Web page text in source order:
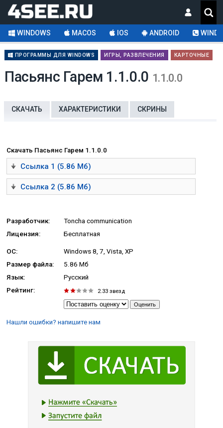
WINDOWS MACOS IOS ANDROID
ПРОГРАММЫ ДЛЯ WINDOWS ИГРЫ, РАЗВЛЕЧЕНИЯ КАРТОЧНЫЕ
Пасьянс Гарем 1.1.0.0 1.1.0.0
СКАЧАТЬ ХАРАКТЕРИСТИКИ СКРИНЫ
Скачать Пасьянс Гарем 1.1.0.0
Ссылка 1 (5.86 Мб)
Ссылка 2 (5.86 Мб)
Разработчик:
Toncha communication
Лицензия:
Бесплатная
ОС:
Windows 8, 7, Vista, XP
Размер файла:
5.86 Мб
Язык:
Русский
Рейтинг:
2.33 звезд
Нашли ошибки? напишите нам